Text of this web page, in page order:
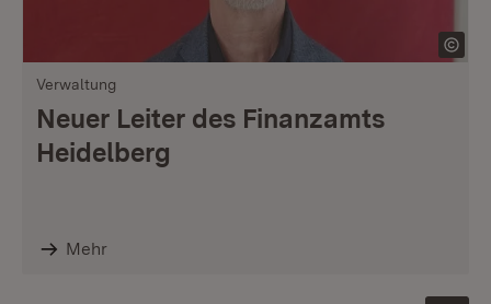
Verwaltung
Neuer Leiter des Finanzamts
Heidelberg
Mehr